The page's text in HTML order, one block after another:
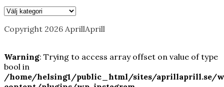
Kategorier
Copyright 2026 AprillAprill
Warning: Trying to access array offset on value of type
bool in
/home/helsing1/public_html/sites/aprillaprill.se/